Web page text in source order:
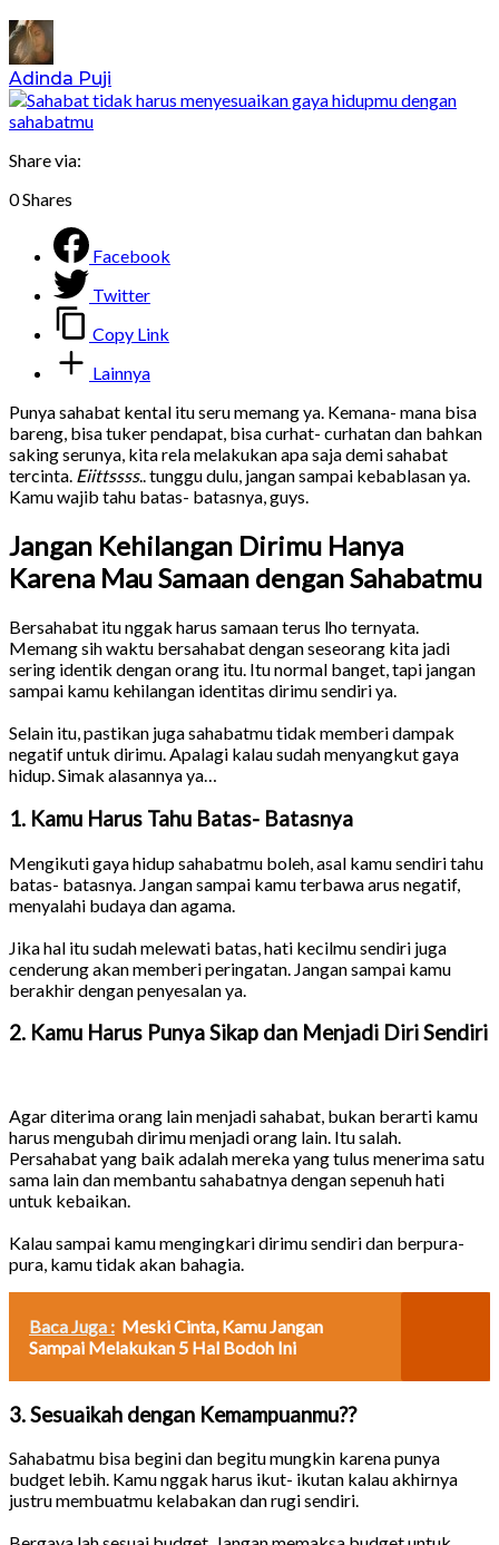
Adinda Puji
Share via:
0Shares
Facebook
Twitter
Copy Link
Lainnya
Punya sahabat kental itu seru memang ya. Kemana- mana bisa
bareng, bisa tuker pendapat, bisa curhat- curhatan dan bahkan
saking serunya, kita rela melakukan apa saja demi sahabat
tercinta. Eiittssss.. tunggu dulu, jangan sampai kebablasan ya.
Kamu wajib tahu batas- batasnya, guys.
Jangan Kehilangan Dirimu Hanya
Karena Mau Samaan dengan Sahabatmu
Bersahabat itu nggak harus samaan terus lho ternyata.
Memang sih waktu bersahabat dengan seseorang kita jadi
sering identik dengan orang itu. Itu normal banget, tapi jangan
sampai kamu kehilangan identitas dirimu sendiri ya.
Selain itu, pastikan juga sahabatmu tidak memberi dampak
negatif untuk dirimu. Apalagi kalau sudah menyangkut gaya
hidup. Simak alasannya ya…
1. Kamu Harus Tahu Batas- Batasnya
Mengikuti gaya hidup sahabatmu boleh, asal kamu sendiri tahu
batas- batasnya. Jangan sampai kamu terbawa arus negatif,
menyalahi budaya dan agama.
Jika hal itu sudah melewati batas, hati kecilmu sendiri juga
cenderung akan memberi peringatan. Jangan sampai kamu
berakhir dengan penyesalan ya.
2. Kamu Harus Punya Sikap dan Menjadi Diri Sendiri
Agar diterima orang lain menjadi sahabat, bukan berarti kamu
harus mengubah dirimu menjadi orang lain. Itu salah.
Persahabat yang baik adalah mereka yang tulus menerima satu
sama lain dan membantu sahabatnya dengan sepenuh hati
untuk kebaikan.
Kalau sampai kamu mengingkari dirimu sendiri dan berpura-
pura, kamu tidak akan bahagia.
Baca Juga : Meski Cinta, Kamu Jangan
Sampai Melakukan 5 Hal Bodoh Ini
3. Sesuaikah dengan Kemampuanmu??
Sahabatmu bisa begini dan begitu mungkin karena punya
budget lebih. Kamu nggak harus ikut- ikutan kalau akhirnya
justru membuatmu kelabakan dan rugi sendiri.